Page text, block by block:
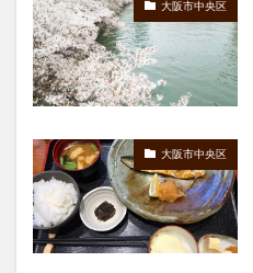
大阪市中央区
大阪市中央区